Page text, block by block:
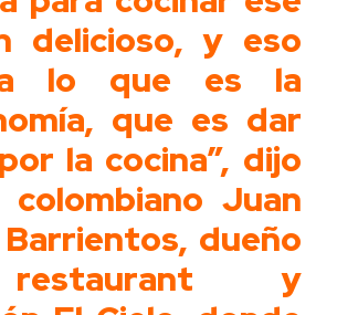
delicioso, y eso
lo que es la
que es dar
la cocina”, dijo
Juan
dueño
y